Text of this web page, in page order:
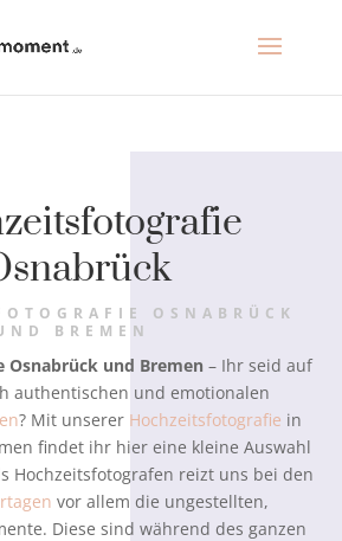
OSNABRÜCK
BREMEN
und Bremen – Ihr seid auf
authentischen und emotionalen
? Mit unserer Hochzeitsfotografie in
findet ihr hier eine kleine Auswahl
Hochzeitsfotografen reizt uns bei den
vor allem die ungestellten,
Diese sind während des ganzen